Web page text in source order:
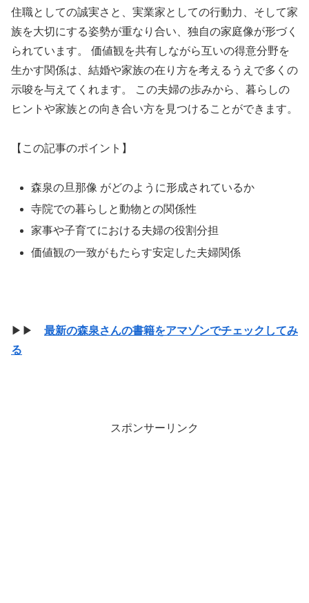
住職としての誠実さと、実業家としての行動力、そして家
族を大切にする姿勢が重なり合い、独自の家庭像が形づく
られています。 価値観を共有しながら互いの得意分野を
生かす関係は、結婚や家族の在り方を考えるうえで多くの
示唆を与えてくれます。 この夫婦の歩みから、暮らしの
ヒントや家族との向き合い方を見つけることができます。
【この記事のポイント】
森泉の旦那像 がどのように形成されているか
寺院での暮らしと動物との関係性
家事や子育てにおける夫婦の役割分担
価値観の一致がもたらす安定した夫婦関係
▶▶ 最新の森泉さんの書籍をアマゾンでチェックしてみ
る
スポンサーリンク